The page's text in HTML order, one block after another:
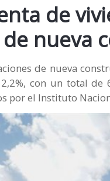
de
nueva
de nueva
con un total de
por el Instituto